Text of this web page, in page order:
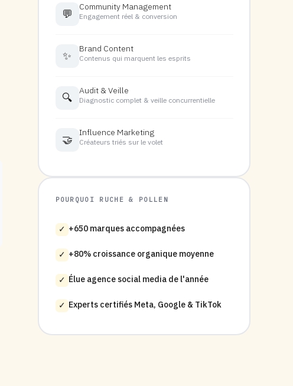
💬
Community Management
Engagement réel & conversion
✨
Brand Content
Contenus qui marquent les esprits
🔍
Audit & Veille
Diagnostic complet & veille concurrentielle
🤝
Influence Marketing
Créateurs triés sur le volet
POURQUOI RUCHE & POLLEN
✓ +650 marques accompagnées
✓ +80% croissance organique moyenne
✓ Élue agence social media de l'année
✓ Experts certifiés Meta, Google & TikTok